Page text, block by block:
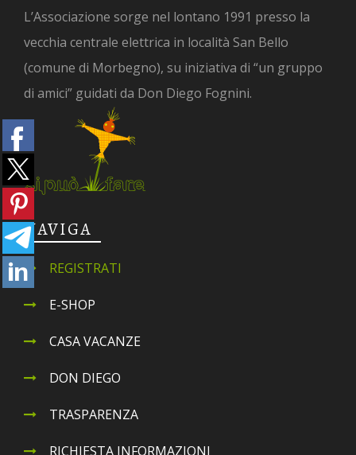
L’Associazione sorge nel lontano 1991 presso la
vecchia centrale elettrica in località San Bello
(comune di Morbegno), su iniziativa di “un gruppo
di amici” guidati da Don Diego Fognini.
NAVIGA
REGISTRATI
E-SHOP
CASA VACANZE
DON DIEGO
TRASPARENZA
RICHIESTA INFORMAZIONI